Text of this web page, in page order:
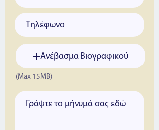
Ανέβασμα Βιογραφικού
(Max 15MB)